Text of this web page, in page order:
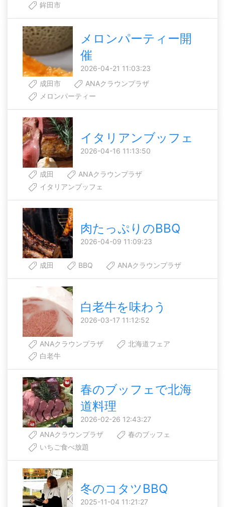
鉾田市
メロンパーティー開
催
2026-04-21 11:03:23
成田市
ANAクラウンプラザ
メロンパーティー
イタリアンブッフェ
2026-04-16 11:13:50
成田
ANAクラウンプラザ
イタリアンブッフェ
肉たっぷりのBBQ
2026-04-09 11:09:23
成田 BBQ ANAクラウンプラザ
白老牛を味わう
2026-03-17 11:12:52
ANAクラウンプラザ
北海道フェア
白老牛
春のブッフェで北海
道料理
2026-02-26 12:43:27
ANAクラウンプラザ
春のブッフェ
いちご食べ放題
冬のコタツBBQ
2025-11-04 11:21:27